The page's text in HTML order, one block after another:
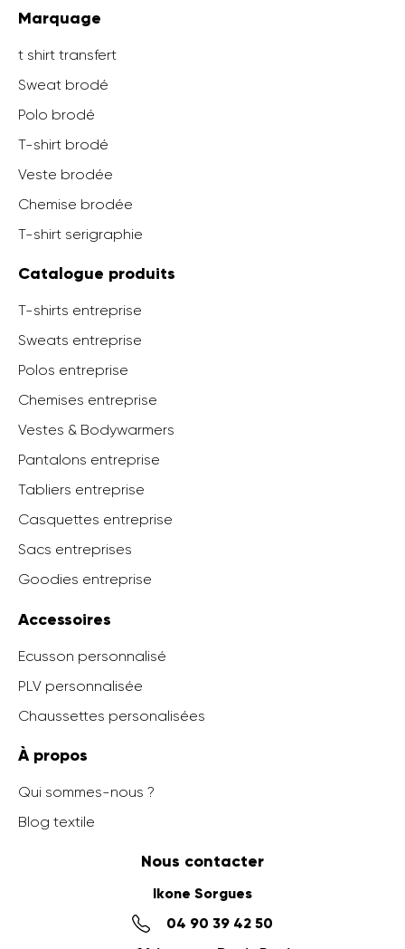
Marquage
t shirt transfert
Sweat brodé
Polo brodé
T-shirt brodé
Veste brodée
Chemise brodée
T-shirt serigraphie
Catalogue produits
T-shirts entreprise
Sweats entreprise
Polos entreprise
Chemises entreprise
Vestes & Bodywarmers
Pantalons entreprise
Tabliers entreprise
Casquettes entreprise
Sacs entreprises
Goodies entreprise
Accessoires
Ecusson personnalisé
PLV personnalisée
Chaussettes personalisées
À propos
Qui sommes-nous ?
Blog textile
Nous contacter
Ikone Sorgues
04 90 39 42 50